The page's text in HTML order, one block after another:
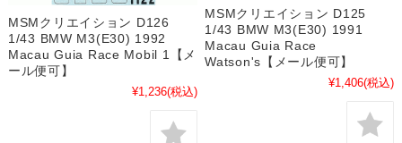
MSMクリエイション D126
1/43 BMW M3(E30) 1992
Macau Guia Race Mobil 1【メ
ール便可】
¥1,236(税込)
MSMクリエイション D125
1/43 BMW M3(E30) 1991
Macau Guia Race
Watson's【メール便可】
¥1,406(税込)